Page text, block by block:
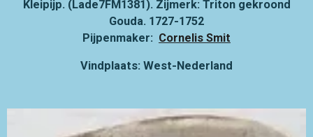
Kleipijp. (Lade7FM1381). Zijmerk: Triton gekroond
Gouda. 1727-1752
Pijpenmaker: Cornelis Smit
Vindplaats: West-Nederland